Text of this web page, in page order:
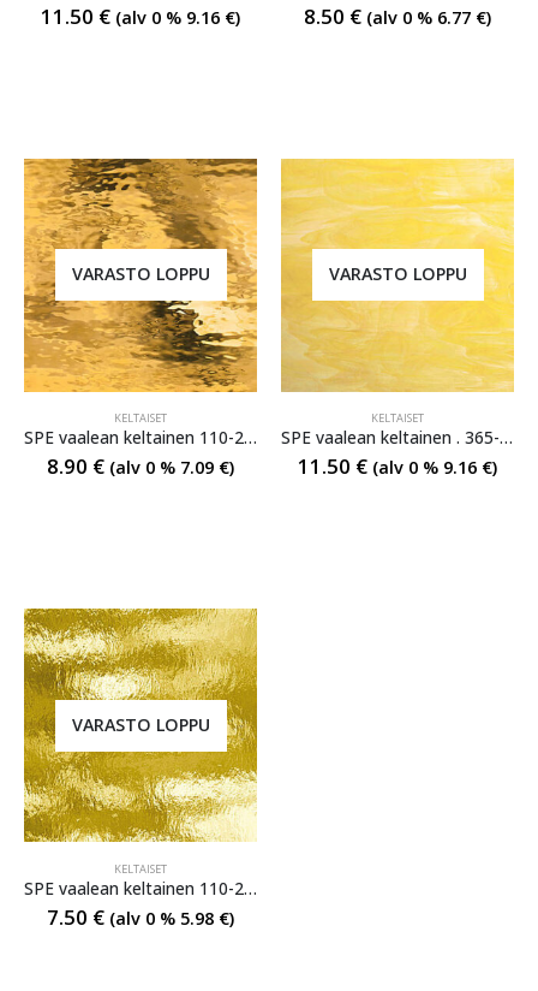
11.50 € (alv 0 % 9.16 €) 8.50 € (alv 0 % 6.77 €)
VARASTO LOPPU
KELTAISET
SPE vaalean keltainen 110-2W
8.90 € (alv 0 % 7.09 €)
VARASTO LOPPU
KELTAISET
SPE vaalean keltainen . 365-1S
11.50 € (alv 0 % 9.16 €)
VARASTO LOPPU
KELTAISET
SPE vaalean keltainen 110-2RR
7.50 € (alv 0 % 5.98 €)